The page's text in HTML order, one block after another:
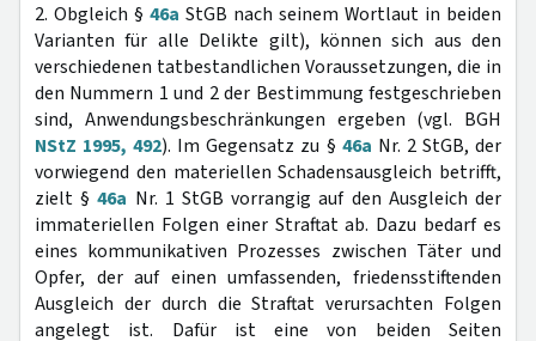
2. Obgleich § 46a StGB nach seinem Wortlaut in beiden
Varianten für alle Delikte gilt), können sich aus den
verschiedenen tatbestandlichen Voraussetzungen, die in
den Nummern 1 und 2 der Bestimmung festgeschrieben
sind, Anwendungsbeschränkungen ergeben (vgl. BGH
NStZ 1995, 492). Im Gegensatz zu § 46a Nr. 2 StGB, der
vorwiegend den materiellen Schadensausgleich betrifft,
zielt §46a Nr. 1 StGB vorrangig auf den Ausgleich der
immateriellen Folgen einer Straftat ab. Dazu bedarf es
eines kommunikativen Prozesses zwischen Täter und
Opfer, der auf einen umfassenden, friedensstiftenden
Ausgleich der durch die Straftat verursachten Folgen
angelegt ist. Dafür ist eine von beiden Seiten